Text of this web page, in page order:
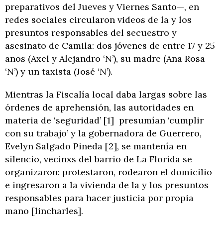
preparativos del Jueves y Viernes Santo—, en
redes sociales circularon videos de la y los
presuntos responsables del secuestro y
asesinato de Camila: dos jóvenes de entre 17 y 25
años (Axel y Alejandro ‘N’), su madre (Ana Rosa
‘N’) y un taxista (José ‘N’).
Mientras la Fiscalía local daba largas sobre las
órdenes de aprehensión, las autoridades en
materia de ‘seguridad’ [1] presumían ‘cumplir
con su trabajo’ y la gobernadora de Guerrero,
Evelyn Salgado Pineda [2], se mantenía en
silencio, vecinxs del barrio de La Florida se
organizaron: protestaron, rodearon el domicilio
e ingresaron a la vivienda de la y los presuntos
responsables para hacer justicia por propia
mano [lincharles].